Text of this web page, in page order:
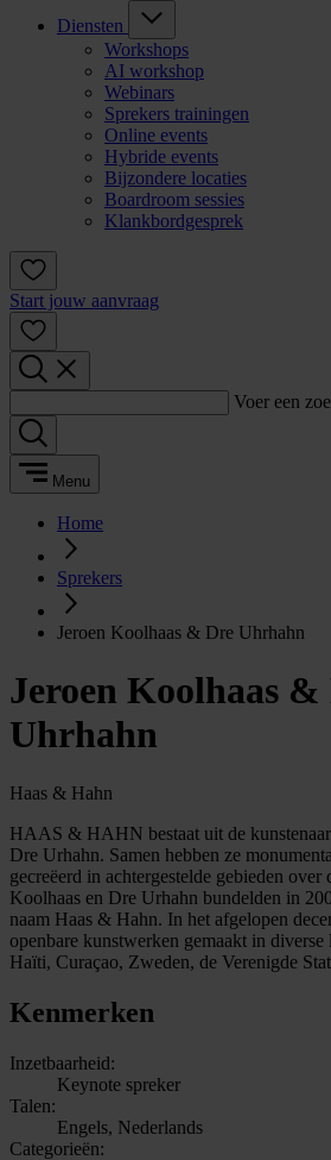
Diensten
Workshops
AI workshop
Webinars
Sprekers trainingen
Online events
Hybride events
Bijzondere locaties
Boardroom sessies
Klankbordgesprek
Start jouw aanvraag
Voer een
Menu
Home
Sprekers
Jeroen Koolhaas & Dre Uhrhahn
Jeroen Koolhaas &
Uhrhahn
Haas & Hahn
HAAS & HAHN bestaat uit de
Dre Urhahn. Samen hebben ze
gecreëerd in achtergestelde gebieden over
Koolhaas en Dre Urhahn bundelden in
naam Haas & Hahn. In het afgelopen
openbare kunstwerken gemaakt in
Haïti, Curaçao, Zweden, de Verenigde
Kenmerken
Inzetbaarheid:
Keynote spreker
Talen:
Engels, Nederlands
Categorieën: